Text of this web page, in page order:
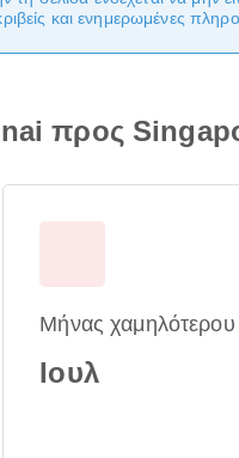
και ενημερωμένες
προς
Μήνας
Ιουλ